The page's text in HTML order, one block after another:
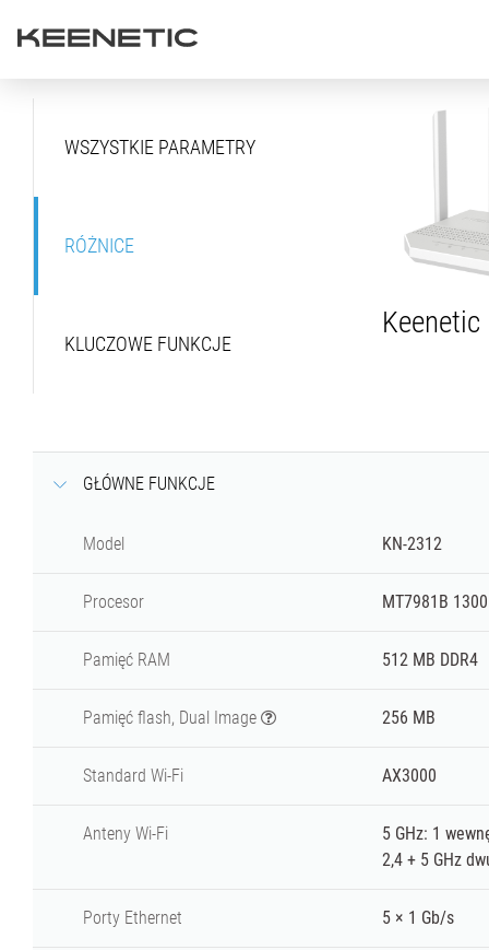
WSZYSTKIE PARAMETRY
RÓŻNICE
KLUCZOWE FUNKCJE
Keenetic
GŁÓWNE FUNKCJE
Model KN-2312
Procesor MT7981B
Pamięć RAM 512 MB DDR4
Pamięć flash, Dual Image 256 MB
Standard Wi-Fi AX3000
Anteny Wi-Fi
5 GHz: 1
2,4 + 5 GHz
Porty Ethernet 5 × 1 Gb/s